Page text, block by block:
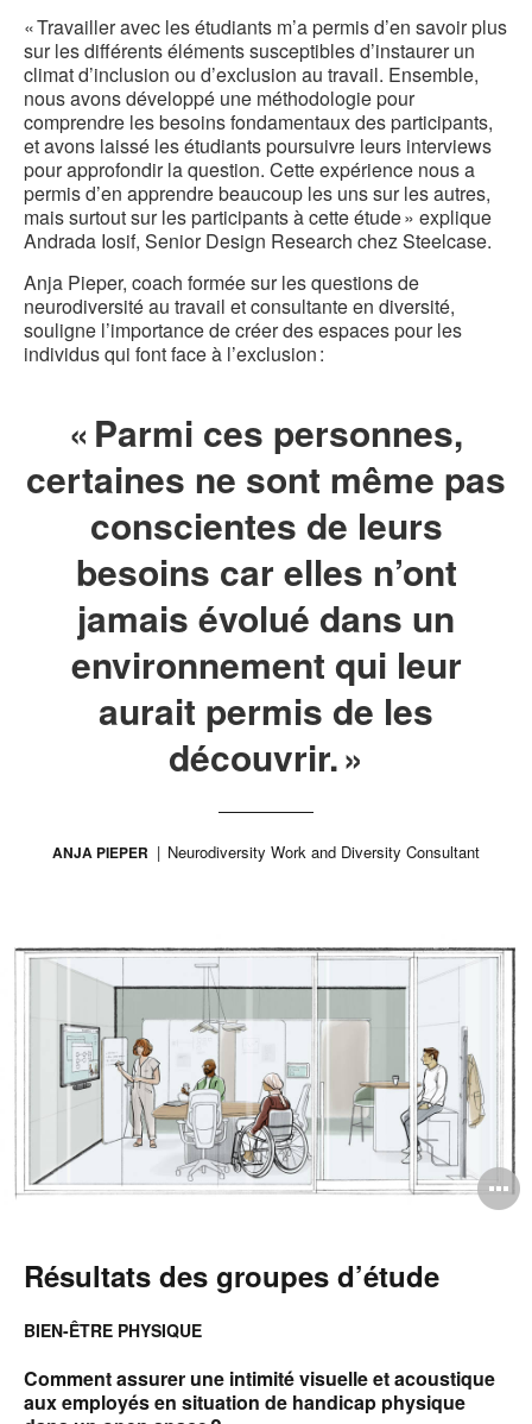
« Travailler avec les étudiants m’a permis d’en savoir plus
sur les différents éléments susceptibles d’instaurer un
climat d’inclusion ou d’exclusion au travail. Ensemble,
nous avons développé une méthodologie pour
comprendre les besoins fondamentaux des participants,
et avons laissé les étudiants poursuivre leurs interviews
pour approfondir la question. Cette expérience nous a
permis d’en apprendre beaucoup les uns sur les autres,
mais surtout sur les participants à cette étude » explique
Andrada Iosif, Senior Design Research chez Steelcase.
Anja Pieper, coach formée sur les questions de
neurodiversité au travail et consultante en diversité,
souligne l’importance de créer des espaces pour les
individus qui font face à l’exclusion :
« Parmi ces personnes,
certaines ne sont même pas
conscientes de leurs
besoins car elles n’ont
jamais évolué dans un
environnement qui leur
aurait permis de les
découvrir. »
ANJA PIEPER Neurodiversity Work and Diversity Consultant
Résultats des groupes d’étude
BIEN-ÊTRE PHYSIQUE
Comment assurer une intimité visuelle et acoustique
aux employés en situation de handicap physique